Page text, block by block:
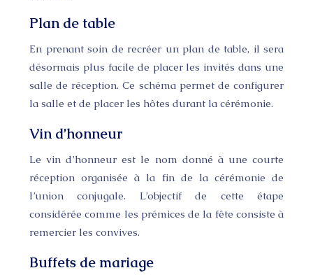
Plan de table
En prenant soin de recréer un plan de table, il sera
désormais plus facile de placer les invités dans une
salle de réception. Ce schéma permet de configurer
la salle et de placer les hôtes durant la cérémonie.
Vin d’honneur
Le vin d’honneur est le nom donné à une courte
réception organisée à la fin de la cérémonie de
l’union conjugale. L’objectif de cette étape
considérée comme les prémices de la fête consiste à
remercier les convives.
Buffets de mariage